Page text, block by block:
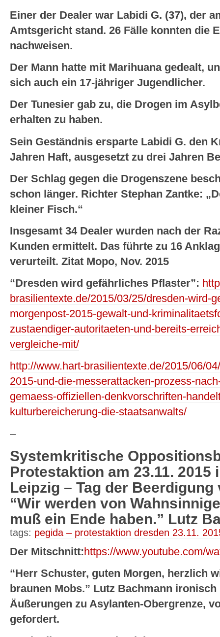
Einer der Dealer war Labidi G. (37), der
Amtsgericht stand. 26 Fälle konnten die
nachweisen.
Der Mann hatte mit Marihuana gedealt,
sich auch ein 17-jähriger Jugendlicher.
Der Tunesier gab zu, die Drogen im
erhalten zu haben.
Sein Geständnis ersparte Labidi G. den
Jahren Haft, ausgesetzt zu drei Jahren
Der Schlag gegen die Drogenszene
schon länger. Richter Stephan Zantke:
kleiner Fisch.“
Insgesamt 34 Dealer wurden nach der
Kunden ermittelt. Das führte zu 16
verurteilt. Zitat Mopo, Nov. 2015
“Dresden wird gefährliches Pflaster”:
brasilientexte.de/2015/03/25/dresden-wird-
morgenpost-2015-gewalt-und-
zustaendiger-autoritaeten-und-bereits-
vergleiche-mit/
http://www.hart-brasilientexte.de/2015/06/
2015-und-die-messerattacken-prozess-
gemaess-offiziellen-denkvorschriften-
kulturbereicherung-die-staatsanwalts/
–
Systemkritische
Protestaktion am 23.11. 2015
Leipzig – Tag der
“Wir werden von
muß ein Ende haben.” Lutz
tags: pegida – protestaktion dresden 23.11.
Der Mitschnitt:https://www.youtube.com/
“Herr Schuster, guten Morgen, herzlich
braunen Mobs.” Lutz Bachmann
Äußerungen zu Asylanten-Obergrenze,
gefordert.